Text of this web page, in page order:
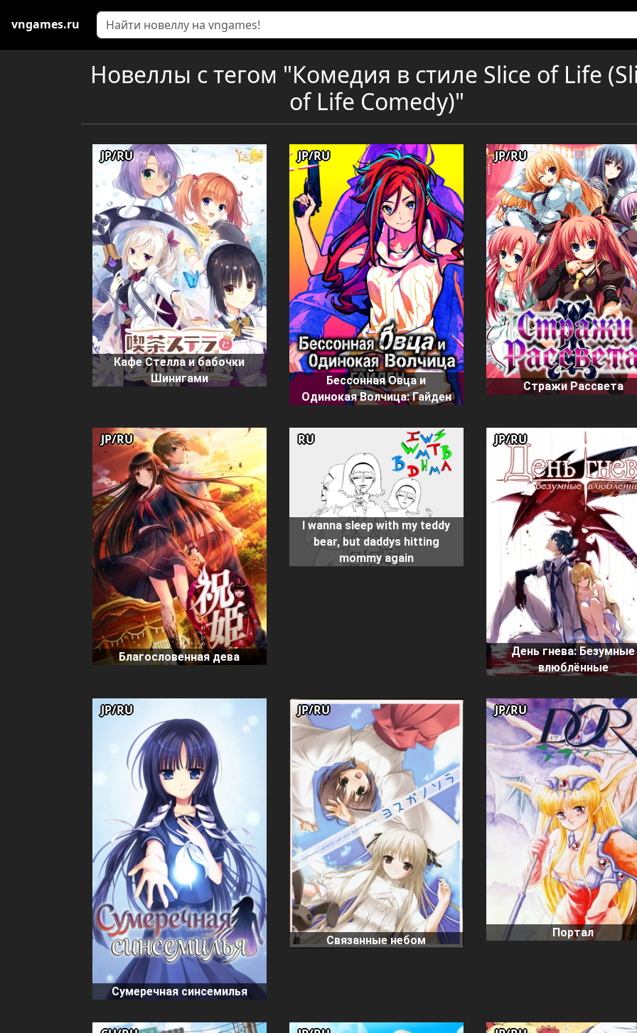
vngames.ru
Новеллы с тегом "Комедия в стиле Slice of Life
of Life Comedy)"
Кафе Стелла и бабочки
Шинигами
JP/RU
Бессонная Овца и
Одинокая Волчица: Гайден
JP/RU
Стражи Рассвета
JP/RU
Благословенная дева
JP/RU
I wanna sleep with my teddy
bear, but daddys hitting
mommy again
RU
День гнева: Безумные
влюблённые
JP/RU
Сумеречная синсемилья
JP/RU
Связанные небом
JP/RU
Портал
JP/RU